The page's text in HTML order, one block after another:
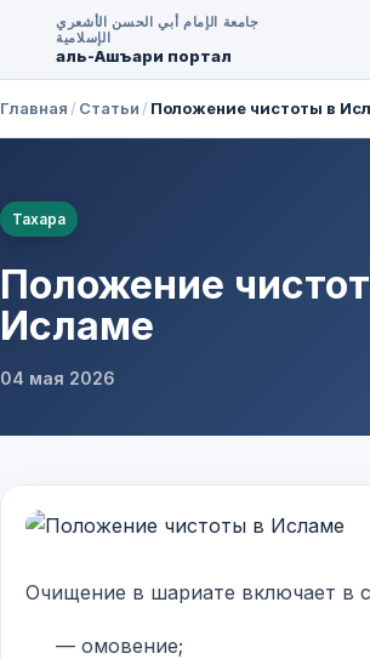
جامعة الإمام أبي الحسن الأشعري
الإسلامية
аль-Ашъари портал
Главная / Статьи / Положение чистоты в
Тахара
Положение
Исламе
04 мая 2026
Очищение в шариате включает в
— омовение;